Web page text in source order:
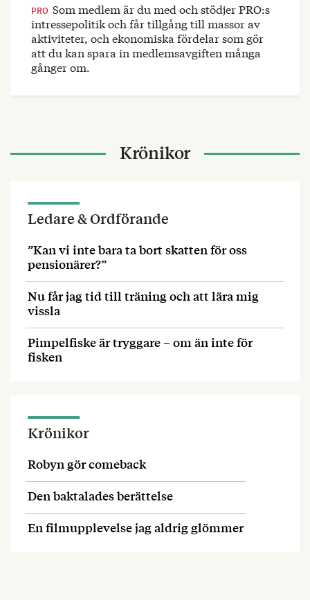
PRO Som medlem är du med och stödjer PRO:s
intressepolitik och får tillgång till massor av
aktiviteter, och ekonomiska fördelar som gör
att du kan spara in medlemsavgiften många
gånger om.
Krönikor
Ledare & Ordförande
”Kan vi inte bara ta bort skatten för oss
pensionärer?”
Nu får jag tid till träning och att lära mig
vissla
Pimpelfiske är tryggare – om än inte för
fisken
Krönikor
Robyn gör comeback
Den baktalades berättelse
En filmupplevelse jag aldrig glömmer